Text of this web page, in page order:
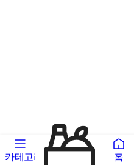
카테고리 홈